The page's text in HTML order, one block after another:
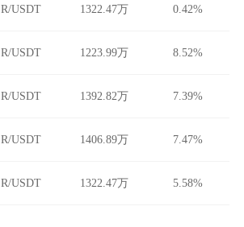
R/USDT 1322.47万 0.42%
R/USDT 1223.99万 8.52%
R/USDT 1392.82万 7.39%
R/USDT 1406.89万 7.47%
R/USDT 1322.47万 5.58%